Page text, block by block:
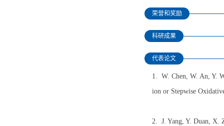
荣誉和奖励
科研成果
代表论文
1. W. Chen, W. An, Y.
ion or Stepwise
2. J. Yang, Y. Duan, X.